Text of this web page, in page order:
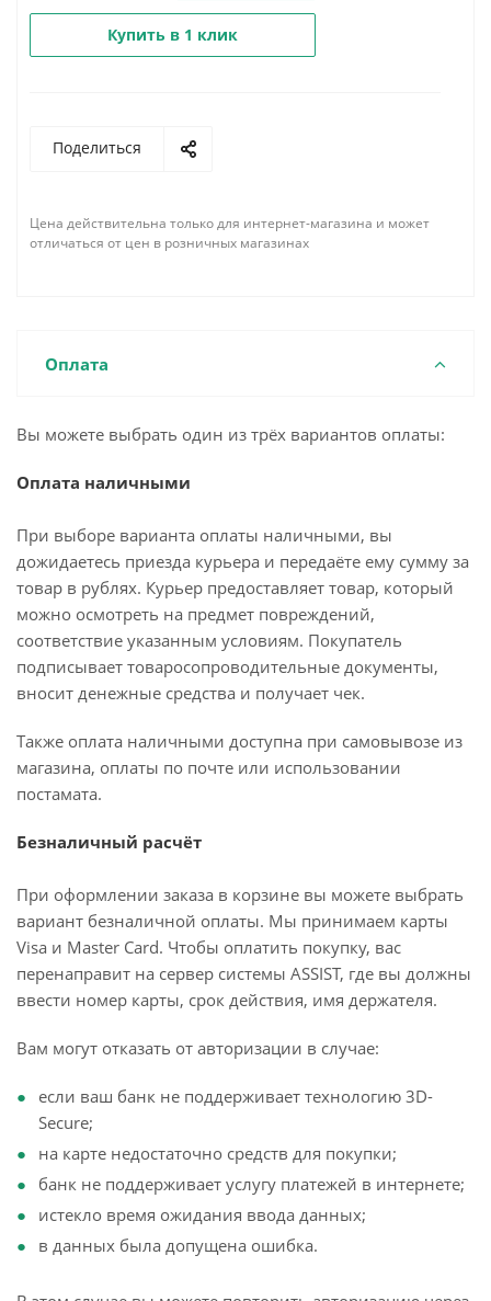
Купить в 1 клик
Поделиться
Цена действительна только для интернет-магазина и может
отличаться от цен в розничных магазинах
Оплата
Вы можете выбрать один из трёх вариантов оплаты:
Оплата наличными
При выборе варианта оплаты наличными, вы
дожидаетесь приезда курьера и передаёте ему сумму за
товар в рублях. Курьер предоставляет товар, который
можно осмотреть на предмет повреждений,
соответствие указанным условиям. Покупатель
подписывает товаросопроводительные документы,
вносит денежные средства и получает чек.
Также оплата наличными доступна при самовывозе из
магазина, оплаты по почте или использовании
постамата.
Безналичный расчёт
При оформлении заказа в корзине вы можете выбрать
вариант безналичной оплаты. Мы принимаем карты
Visa и Master Card. Чтобы оплатить покупку, вас
перенаправит на сервер системы ASSIST, где вы должны
ввести номер карты, срок действия, имя держателя.
Вам могут отказать от авторизации в случае:
если ваш банк не поддерживает технологию 3D-
Secure;
на карте недостаточно средств для покупки;
банк не поддерживает услугу платежей в интернете;
истекло время ожидания ввода данных;
в данных была допущена ошибка.